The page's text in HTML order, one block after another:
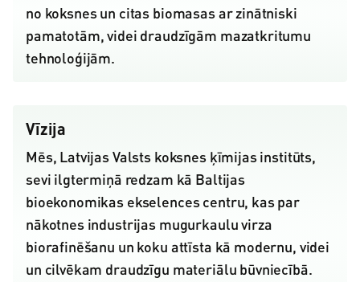
no koksnes un citas biomasas ar zinātniski
pamatotām, videi draudzīgām mazatkritumu
tehnoloģijām.
Vīzija
Mēs, Latvijas Valsts koksnes ķīmijas institūts,
sevi ilgtermiņā redzam kā Baltijas
bioekonomikas ekselences centru, kas par
nākotnes industrijas mugurkaulu virza
biorafinēšanu un koku attīsta kā modernu, videi
un cilvēkam draudzīgu materiālu būvniecībā.